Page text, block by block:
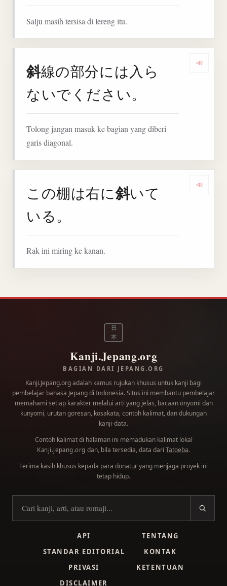
Salju masih tersisa di lereng itu.
斜線の部分には入ら
ないでください。
Tolong jangan masuk ke bagian yang diberi
garis diagonal.
この棚は右に斜いて
いる。
Rak ini miring ke kanan.
日
本
Kanji.Jepang.org
BAGIAN DARI JEPANG.ORG
Kanji.Jepang.org adalah kamus rujukan khusus untuk kanji bagi
pembelajar bahasa Jepang di Indonesia. Situs ini membantu pembelajar
memahami setiap karakter melalui arti yang jelas, bacaan onyomi dan
kunyomi, urutan goresan, kosakata, contoh kalimat, dan dukungan
kanji-data.
Contoh kalimat di halaman ini memadukan kalimat lokal
Kanji.Jepang.org dan, bila tersedia, data dari Tatoeba.
Terima kasih khusus kepada para donaturyang menjaga proyek ini
tetap hidup.
Cari kanji
API
TENTANG
STANDAR EDITORIAL
KONTAK
PRIVASI
KETENTUAN
DISCLAIMER